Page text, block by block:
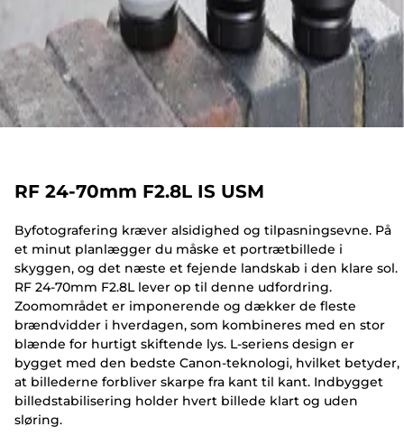
RF 24-70mm F2.8L IS USM
Byfotografering kræver alsidighed og tilpasningsevne. På
et minut planlægger du måske et portrætbillede i
skyggen, og det næste et fejende landskab i den klare sol.
RF 24-70mm F2.8L lever op til denne udfordring.
Zoomområdet er imponerende og dækker de fleste
brændvidder i hverdagen, som kombineres med en stor
blænde for hurtigt skiftende lys. L-seriens design er
bygget med den bedste Canon-teknologi, hvilket betyder,
at billederne forbliver skarpe fra kant til kant. Indbygget
billedstabilisering holder hvert billede klart og uden
sløring.